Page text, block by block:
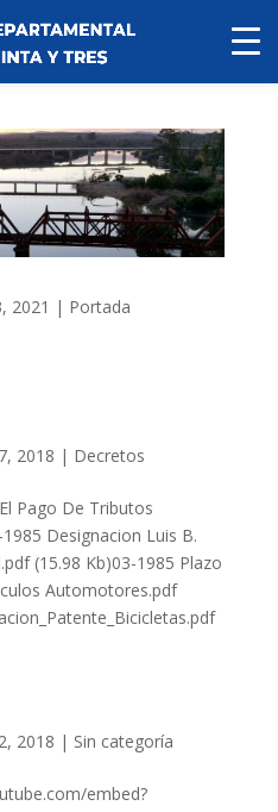
2021 | Portada
2018 | Decretos
Pago De Tributos
Designacion Luis B.
(15.98 Kb)03-1985 Plazo
Automotores.pdf
2018 | Sin categoría
embed?